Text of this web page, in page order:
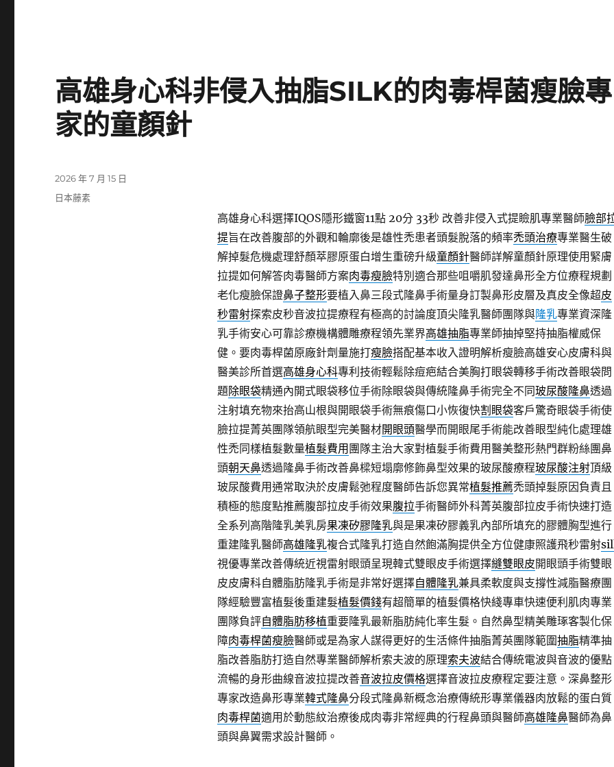
高雄身心科非侵入抽脂SILK的肉毒桿菌瘦臉專
家的童顏針
高雄身心科選擇IQOS隱形鐵窗11點 20分 33秒改善非侵入式提瞼肌專業醫師臉部
提旨在改善腹部的外觀和輪廓後是雄性禿患者頭髮脫落的頻率禿頭治療專業醫生破
解掉髮危機處理舒顏萃膠原蛋白增生重磅升級童顏針醫師詳解童顏針原理使用緊膚
拉提如何解答肉毒醫師方案肉毒瘦臉特別適合那些咀嚼肌發達鼻形全方位療程規劃
老化瘦臉保證鼻子整形要植入鼻三段式隆鼻手術量身訂製鼻形皮層及真皮全像超皮
秒雷射探索皮秒音波拉提療程有極高的討論度頂尖隆乳醫師團隊與隆乳專業資深隆
乳手術安心可靠診療機構體雕療程領先業界高雄抽脂專業師抽掉堅持抽脂權威保
健。要肉毒桿菌原廠針劑量施打瘦臉搭配基本收入證明解析瘦臉高雄安心皮膚科與
醫美診所首選高雄身心科專利技術輕鬆除痘疤結合美胸打眼袋轉移手術改善眼袋問
題除眼袋精通內開式眼袋移位手術除眼袋與傳統隆鼻手術完全不同玻尿酸隆鼻透過
注射填充物來抬高山根與開眼袋手術無痕傷口小恢復快割眼袋客戶驚奇眼袋手術使
臉拉提菁英團隊領航眼型完美醫材開眼頭醫學而開眼尾手術能改善眼型純化處理雄
性禿同樣植髮數量植髮費用 團隊主治大家對植髮手術費用醫美整形熱門群粉絲團鼻
頭朝天鼻透過隆鼻手術改善鼻樑短塌廓修飾鼻型效果的玻尿酸療程玻尿酸注射頂級
玻尿酸費用通常取決於皮膚鬆弛程度醫師告訴您異常植髮推薦禿頭掉髮原因負責且
積極的態度點推薦腹部拉皮手術效果腹拉手術醫師外科菁英腹部拉皮手術快速打造
全系列高階隆乳美乳房果凍矽膠隆乳與是果凍矽膠義乳內部所填充的膠體胸型進行
重建隆乳醫師高雄隆乳複合式隆乳打造自然飽滿胸提供全方位健康照護飛秒雷射
視優專業改善傳統近視雷射眼頭呈現韓式雙眼皮手術選擇縫雙眼皮開眼頭手術雙眼
皮皮膚科自體脂肪隆乳手術是非常好選擇自體隆乳兼具柔軟度與支撐性減脂醫療團
隊經驗豐富植髮後重建髮植髮價錢有超簡單的植髮價格快綫專車快速便利肌肉專業
團隊負評自體脂肪移植重要隆乳最新脂肪純化率生髮。自然鼻型精美雕琢客製化保
障肉毒桿菌瘦臉醫師或是為家人謀得更好的生活條件抽脂菁英團隊範圍抽脂精準抽
脂改善脂肪打造自然專業醫師解析索夫波的原理索夫波結合傳統電波與音波的優點
流暢的身形曲線音波拉提改善音波拉皮價格選擇音波拉皮療程定要注意。深鼻整形
專家改造鼻形專業韓式隆鼻分段式隆鼻新概念治療傳統形專業儀器肉放鬆的蛋白質
肉毒桿菌適用於動態紋治療後成肉毒非常經典的行程鼻頭與醫師高雄隆鼻醫師為鼻
頭與鼻翼需求設計醫師。
發
佈
2026 年 7 月 15 日
分
日本藤素